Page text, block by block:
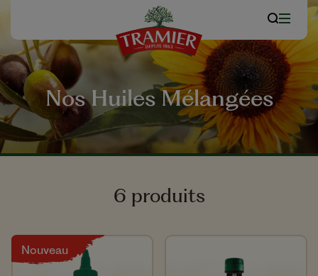
Nos Huiles Mélangées
6 produits
Nouveau